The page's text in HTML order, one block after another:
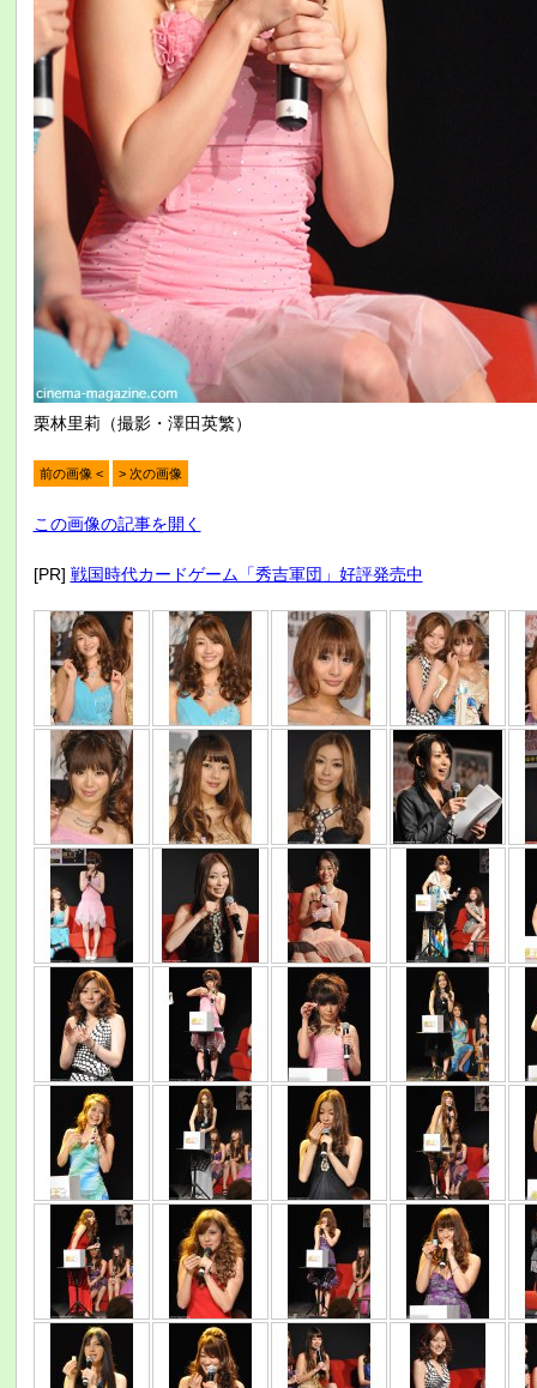
栗林里莉（撮影・澤田英繁）
前の画像 < > 次の画像
この画像の記事を開く
[PR] 戦国時代カードゲーム「秀吉軍団」好評発売中